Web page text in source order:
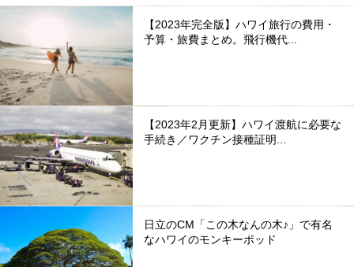
【2023年完全版】ハワイ旅行の費用・
予算・旅費まとめ。飛行機代...
【2023年2月更新】ハワイ渡航に必要な
手続き／ワクチン接種証明...
日立のCM「この木なんの木♪」で有名
なハワイのモンキーポッド